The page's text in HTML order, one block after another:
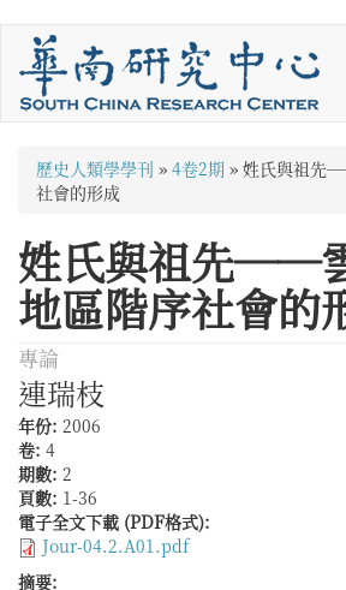
您
在
這
裡
歷史人類學學刊 » 4卷2期 » 姓氏與祖先
社會的形成
姓氏與祖先──
地區階序社會的
專論
連瑞枝
年份: 2006
卷: 4
期數: 2
頁數: 1-36
電子全文下載 (PDF格式):
Jour-04.2.A01.pdf
摘要: